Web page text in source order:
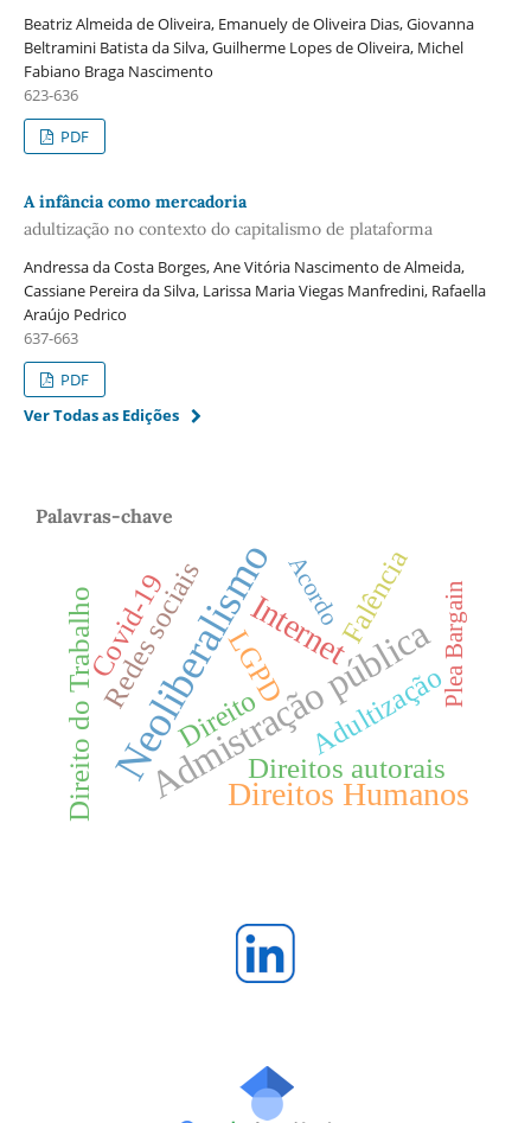
Beatriz Almeida de Oliveira, Emanuely de Oliveira Dias, Giovanna
Beltramini Batista da Silva, Guilherme Lopes de Oliveira, Michel
Fabiano Braga Nascimento
623-636
PDF
A infância como mercadoria
adultização no contexto do capitalismo de plataforma
Andressa da Costa Borges, Ane Vitória Nascimento de Almeida,
Cassiane Pereira da Silva, Larissa Maria Viegas Manfredini, Rafaella
Araújo Pedrico
637-663
PDF
Ver Todas as Edições
Palavras-chave
Neoliberalismo
Admistração pública
Direitos Humanos
InternetFalência
Redes sociais
Direitos autorais
Adultização
Direito do Trabalho LGPD
Direito
Covid-19 Acordo Plea Bargain